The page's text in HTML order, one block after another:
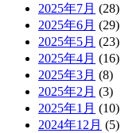
2025年7月 (28)
2025年6月 (29)
2025年5月 (23)
2025年4月 (16)
2025年3月 (8)
2025年2月 (3)
2025年1月 (10)
2024年12月 (5)